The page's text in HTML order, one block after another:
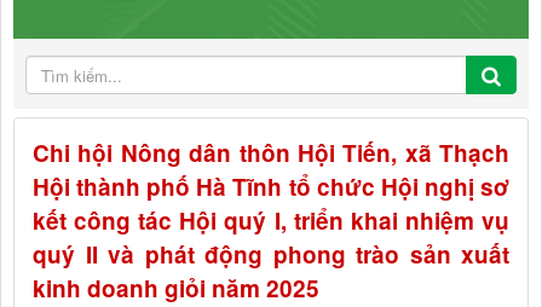
Chi hội Nông dân thôn Hội Tiến, xã Thạch
Hội thành phố Hà Tĩnh tổ chức Hội nghị sơ
kết công tác Hội quý I, triển khai nhiệm vụ
quý II và phát động phong trào sản xuất
kinh doanh giỏi năm 2025